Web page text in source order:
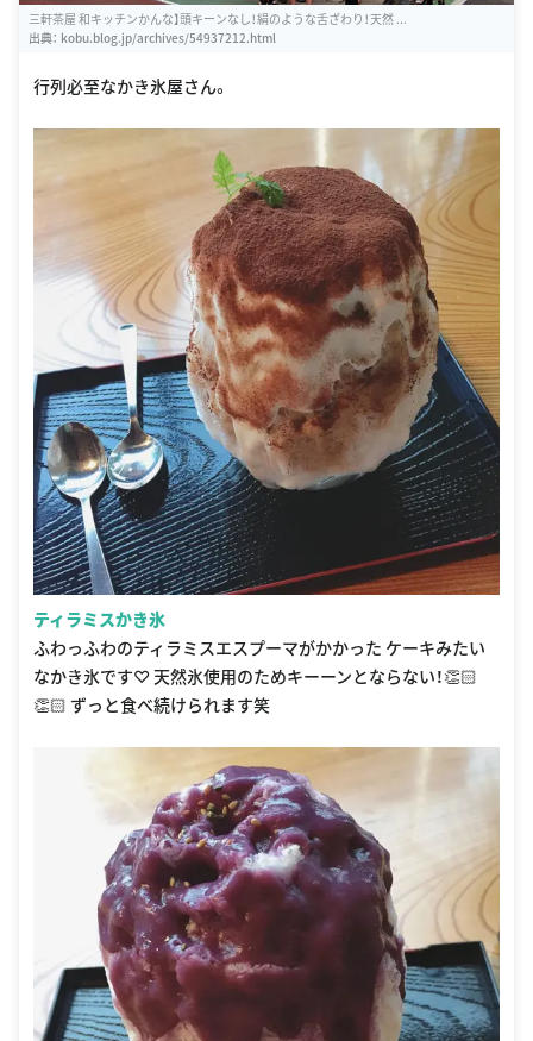
三軒茶屋 和キッチンかんな】頭キーンなし！絹のような舌ざわり！天然 ...
出典： kobu.blog.jp/archives/54937212.html
行列必至なかき氷屋さん。
ティラミスかき氷
ふわっふわのティラミスエスプーマがかかった ケーキみたい
なかき氷です♡ 天然氷使用のためキーーンとならない！👏🏻
👏🏻 ずっと食べ続けられます笑